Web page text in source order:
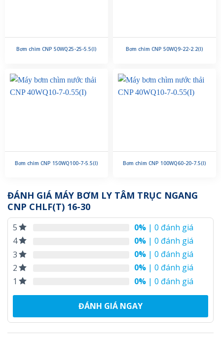
Bơm chìm CNP 50WQ25-25-5.5(I) Bơm chìm CNP 50WQ9-22-2.2(I)
Bơm chìm CNP 150WQ100-7-5.5(I) Bơm chìm CNP 100WQ60-20-7.5(I)
ĐÁNH GIÁ MÁY BƠM LY TÂM TRỤC NGANG
CNP CHLF(T) 16-30
5 0% | 0 đánh giá
4
0% | 0 đánh giá
3
0% | 0 đánh giá
2
0% | 0 đánh giá
1
0% | 0 đánh giá
ĐÁNH GIÁ NGAY